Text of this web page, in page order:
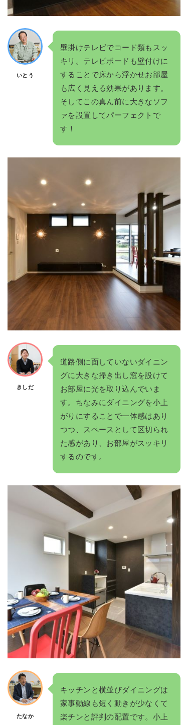
いとう
壁掛けテレビでコード類もスッ
キリ。テレビボードも壁付けに
することで床から浮かせお部屋
も広く見える効果があります。
そしてこの真ん前に大きなソフ
ァを設置してパーフェクトで
す！
きしだ
道路側に面していないダイニン
グに大きな掃き出し窓を設けて
お部屋に光を取り込んでいま
す。ちなみにダイニングを小上
がりにすることで一体感はあり
つつ、スペースとして区切られ
た感があり、お部屋がスッキリ
するのです。
たなか
キッチンと横並びダイニングは
家事動線も短く動きが少なくて
楽チンと評判の配置です。小上